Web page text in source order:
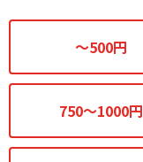
～500円
750～1000円